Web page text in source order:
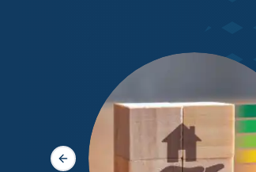
Slide précédente